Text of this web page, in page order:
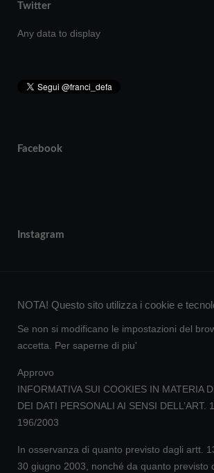
Twitter
Any data to display
Facebook
Instagram
NOTA! Questo sito utilizza i cookie e
Se non si modificano le impostazioni del
accetta. Per saperne di piu'
Approvo
INFORMATIVA SUI COOKIES IN MATERIA
DEI DATI PERSONALI AI SENSI DELL’ART.
196/2003
In osservanza di quanto previsto dagli artt.
30 giugno 2003, nonché da quanto previsto